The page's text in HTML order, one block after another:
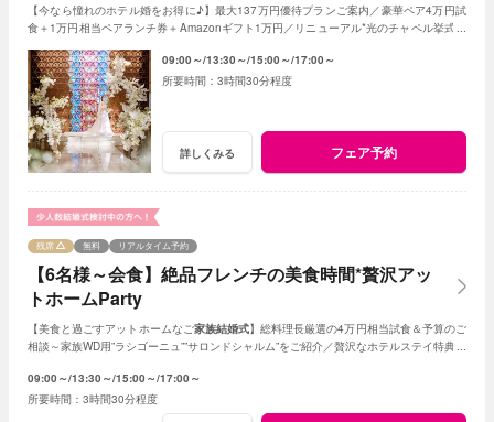
【今なら憧れのホテル婚をお得に♪】最大137万円優待プランご案内／豪華ペア4万円試
食＋1万円相当ペアランチ券＋Amazonギフト1万円／リニューアル*光のチャペル挙式体
09:00～ 13:30～ 15:00～ 17:00～
3時間30分程度
詳しくみる フェア予約
【6名様～会食】絶品フレンチの美食時間*贅沢アッ
トホームParty
残席 無料 リアルタイム予約
【美食と過ごすアットホームなご家族結婚式】総料理長厳選の4万円相当試食＆予算のご
相談～家族WD用”ラシゴーニュ””サロンドシャルム”をご紹介／贅沢なホテルステイ特典あ
09:00～ 13:30～ 15:00～ 17:00～
3時間30分程度